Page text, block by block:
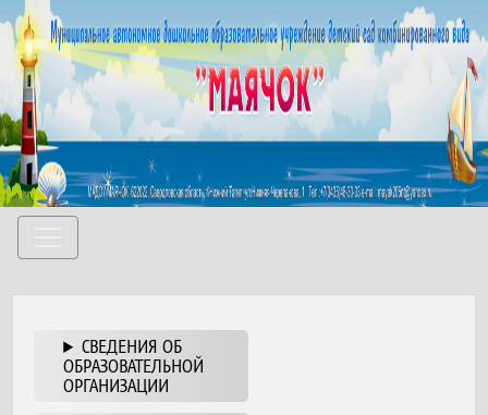
СВЕДЕНИЯ ОБ
ОБРАЗОВАТЕЛЬНОЙ
ОРГАНИЗАЦИИ